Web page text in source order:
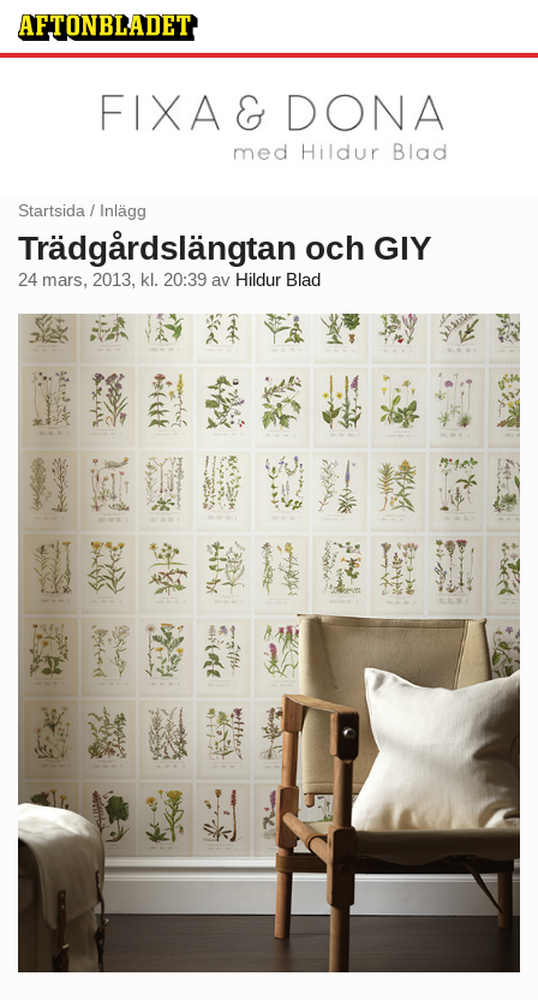
Startsida / Inlägg
Trädgårdslängtan och GIY
24 mars, 2013, kl. 20:39 av Hildur Blad